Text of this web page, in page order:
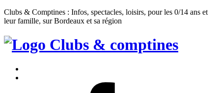
Clubs & Comptines : Infos, spectacles, loisirs, pour les 0/14 ans et
leur famille, sur Bordeaux et sa région
Clubs
Comptines